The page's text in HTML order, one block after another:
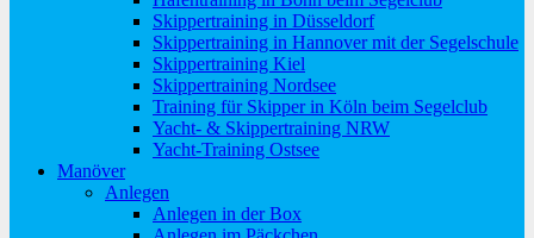
Skippertraining in Düsseldorf
Skippertraining in Hannover mit der Segelschule
Skippertraining Kiel
Skippertraining Nordsee
Training für Skipper in Köln beim Segelclub
Yacht- & Skippertraining NRW
Yacht-Training Ostsee
Manöver
Anlegen
Anlegen in der Box